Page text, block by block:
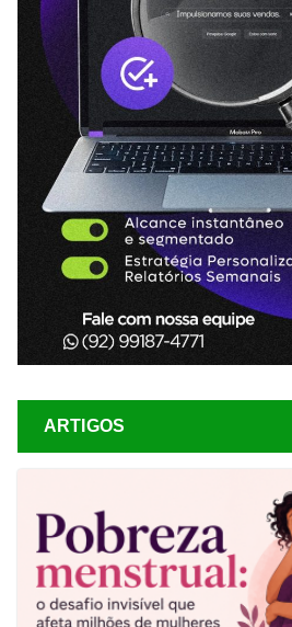
ARTIGOS